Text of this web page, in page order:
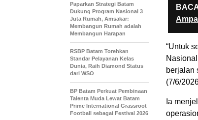
“Untuk
berjalan
(7/6/
Ia
Paparkan Strategi Batam
Dukung Program Nasional 3
Juta Rumah, Amsakar:
Membangun Rumah adalah
Membangun Harapan
RSBP Batam Torehkan
Standar Pelayanan Kelas
Dunia, Raih Diamond Status
dari WSO
BP Batam Perkuat Pembinaan
Talenta Muda Lewat Batam
Prime International Grassroot
Football sebagai Festival 2026